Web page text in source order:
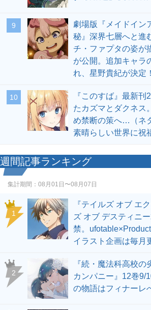
9
劇場版『メイドイン
秘』深界七層へと進
チ・ファプタの姿が
が公開。追加キャラ
れ、星野貴紀が決定！
10
『このすば』最新
たカズマとダクネス
め禁断の策へ…（ネ
素晴らしい世界に祝
週間記事ランキング
集計期間： 08月01日〜08月07日
1
『テイルズ オブ エ
ズ オブ デスティニ
禁。
イラスト企画は毎月
2
『続・魔法科高校の
カンパニー』12巻9/
の物語はフィナーレ